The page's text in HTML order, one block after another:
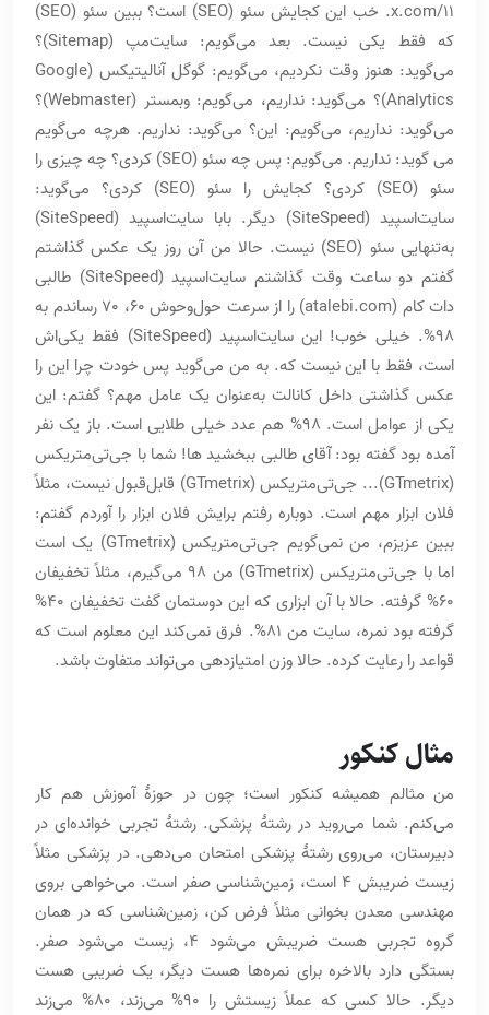
x.com/11. خب این کجایش سئو (SEO) است؟ ببین سئو (SEO)
که فقط یکی نیست. بعد می‌گویم: سایت‌مپ (Sitemap)؟
می‌گوید: هنوز وقت نکردیم، می‌گویم: گوگل آنالیتیکس (Google
Analytics)؟ می‌گوید: نداریم، می‌گویم: وبمستر (Webmaster)؟
می‌گوید: نداریم، می‌گویم: این؟ می‌گوید: نداریم. هرچه می‌گویم
می گوید: نداریم. می‌گویم: پس چه سئو (SEO) کردی؟ چه چیزی را
سئو (SEO) کردی؟ کجایش را سئو (SEO) کردی؟ می‌گوید:
سایت‌اسپید (SiteSpeed) دیگر. بابا سایت‌اسپید (SiteSpeed)
به‌تنهایی سئو (SEO) نیست. حالا من آن روز یک عکس گذاشتم
گفتم دو ساعت وقت گذاشتم سایت‌اسپید (SiteSpeed) طالبی
دات کام (atalebi.com) را از سرعت حول‌وحوش 60، 70 رساندم به
98%. خیلی خوب! این سایت‌اسپید (SiteSpeed) فقط یکی‌اش
است، فقط با این نیست که. به من می‌گوید پس خودت چرا این را
عکس گذاشتی داخل کانالت به‌عنوان یک عامل مهم؟ گفتم: این
یکی از عوامل است. 98% هم عدد خیلی طلایی است. باز یک نفر
آمده بود گفته بود: آقای طالبی ببخشید ها! شما با جی‌تی‌متریکس
(GTmetrix)... جی‌تی‌متریکس (GTmetrix) قابل‌قبول نیست، مثلاً
فلان ابزار مهم است. دوباره رفتم برایش فلان ابزار را آوردم گفتم:
ببین عزیزم، من نمی‌گویم جی‌تی‌متریکس (GTmetrix) یک است
اما با جی‌تی‌متریکس (GTmetrix) من 98 می‌گیرم، مثلاً تخفیفان
60% گرفته. حالا با آن ابزاری که این دوستمان گفت تخفیفان 40%
گرفته بود نمره، سایت من 81%. فرق نمی‌کند این معلوم است که
قواعد را رعایت کرده. حالا وزن امتیازدهی می‌تواند متفاوت باشد.
مثال کنکور
من مثالم همیشه کنکور است؛ چون در حوزۀ آموزش هم کار
می‌کنم. شما می‌روید در رشتۀ پزشکی. رشتۀ تجربی خوانده‌ای در
دبیرستان، می‌روی رشتۀ پزشکی امتحان می‌دهی. در پزشکی مثلاً
زیست ضریبش 4 است، زمین‌شناسی صفر است. می‌خواهی بروی
مهندسی معدن بخوانی مثلاً فرض کن، زمین‌شناسی که در همان
گروه تجربی هست ضریبش می‌شود 4، زیست می‌شود صفر.
بستگی دارد بالاخره برای نمره‌ها هست دیگر، یک ضریبی هست
دیگر. حالا کسی که عملاً زیستش را 90% می‌زند، 80% می‌زند